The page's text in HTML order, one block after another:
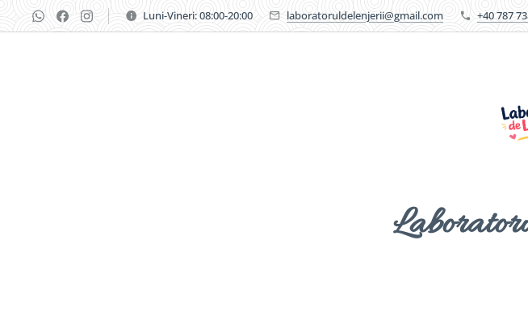
Luni-Vineri: 08:00-20:00 laboratoruldelenjerii@gmail.com +40 787